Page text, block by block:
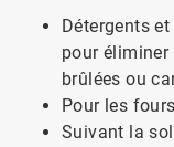
Détergents
pour
brûlées ou
Pour les
Suivant la